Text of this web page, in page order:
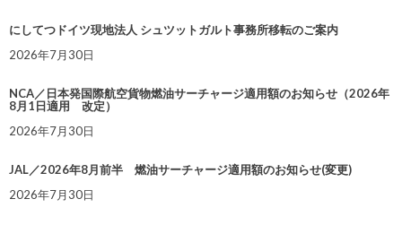
にしてつドイツ現地法人 シュツットガルト事務所移転のご案内
2026年7月30日
NCA／日本発国際航空貨物燃油サーチャージ適用額のお知らせ（2026年
8月1日適用 改定）
2026年7月30日
JAL／2026年8月前半 燃油サーチャージ適用額のお知らせ(変更)
2026年7月30日